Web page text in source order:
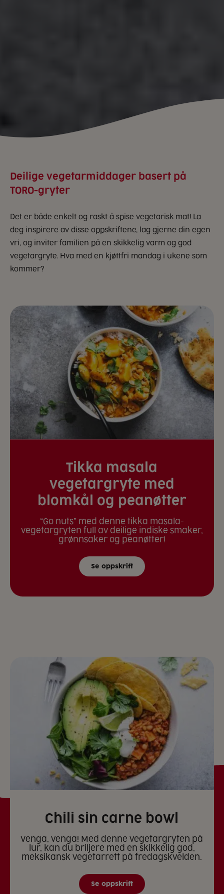
Deilige vegetarmiddager basert på
TORO-gryter
Det er både enkelt og raskt å spise vegetarisk mat! La
deg inspirere av disse oppskriftene, lag gjerne din egen
vri, og inviter familien på en skikkelig varm og god
vegetargryte. Hva med en kjøttfri mandag i ukene som
kommer?
Tikka masala
vegetargryte med
blomkål og peanøtter
“Go nuts” med denne tikka masala-
vegetargryten full av deilige indiske smaker,
grønnsaker og peanøtter!
Se oppskrift
Chili sin carne bowl
Venga, venga! Med denne vegetargryten på
lur, kan du briljere med en skikkelig god,
meksikansk vegetarrett på fredagskvelden.
Se oppskrift